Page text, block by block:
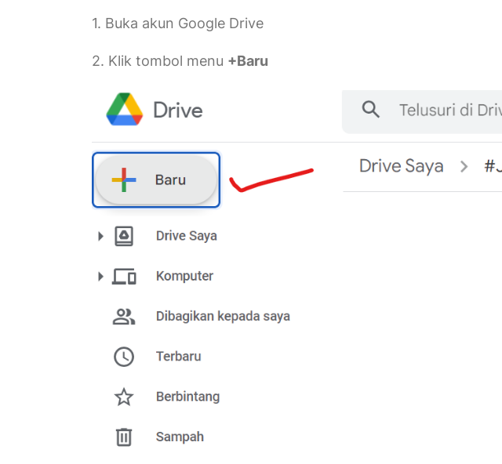
1. Buka akun Google Drive
2. Klik tombol menu +Baru